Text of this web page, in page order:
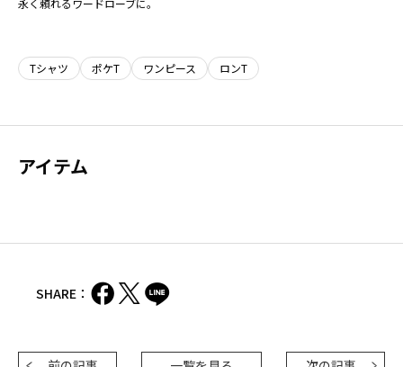
永く頼れるワードローブに。
Tシャツ ポケT ワンピース ロンT
アイテム
SHARE：